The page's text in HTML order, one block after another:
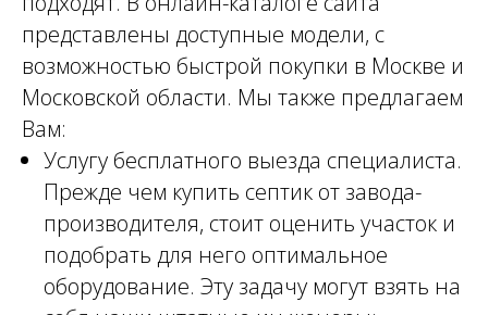
представлены доступные модели, с
возможностью быстрой покупки в Москве и
Московской области. Мы также предлагаем
Вам:
Услугу бесплатного выезда специалиста.
Прежде чем купить септик от завода-
производителя, стоит оценить участок и
подобрать для него оптимальное
оборудование. Эту задачу могут взять на